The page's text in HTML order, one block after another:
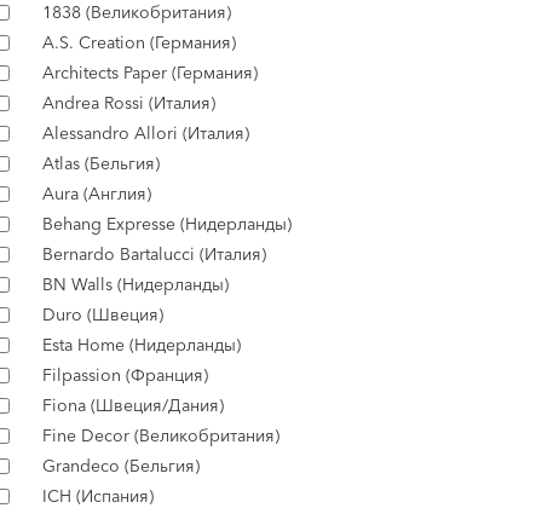
1838 (Великобритания)
A.S. Creation (Германия)
Architects Paper (Германия)
Andrea Rossi (Италия)
Alessandro Allori (Италия)
Atlas (Бельгия)
Aura (Англия)
Behang Expresse (Нидерланды)
Bernardo Bartalucci (Италия)
BN Walls (Нидерланды)
Duro (Швеция)
Esta Home (Нидерланды)
Filpassion (Франция)
Fiona (Швеция/Дания)
Fine Decor (Великобритания)
Grandeco (Бельгия)
ICH (Испания)